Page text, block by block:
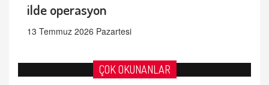
ilde operasyon
13 Temmuz 2026 Pazartesi
ÇOK OKUNANLAR